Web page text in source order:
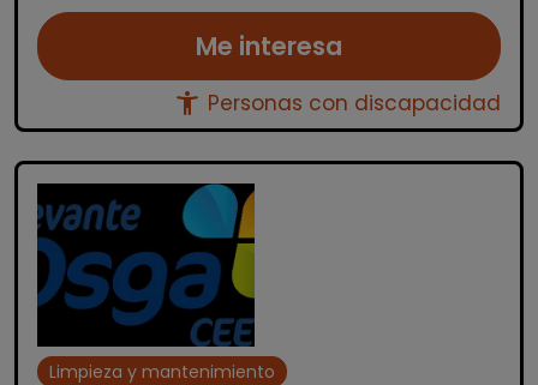
Me interesa
accessibility_new Personas con discapacidad
Limpieza y mantenimiento